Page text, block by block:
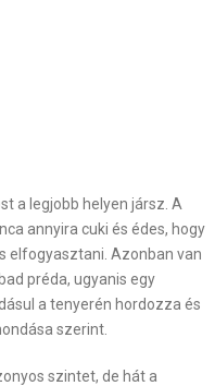
a legjobb helyen jársz. A
annyira cuki és édes, hogy
elfogyasztani. Azonban van
préda, ugyanis egy
a tenyerén hordozza és
szerint.
szintet, de hát a